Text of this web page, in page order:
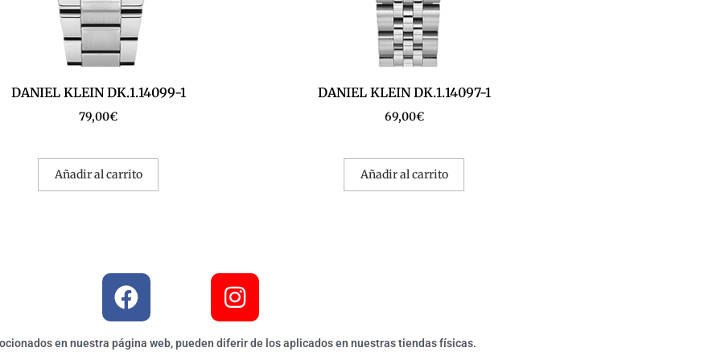
DANIEL KLEIN DK.1.14099-1
79,00€
Añadir al carrito
DANIEL KLEIN DK.1.14097-1
69,00€
Añadir al carrito
en nuestra página web, pueden diferir de los aplicados en nuestras tiendas físicas.